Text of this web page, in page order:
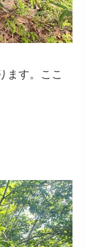
ます。ここ